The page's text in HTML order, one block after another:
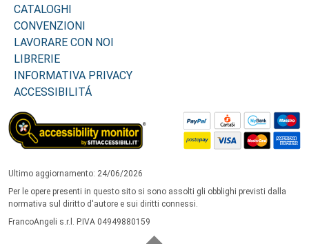
CATALOGHI
CONVENZIONI
LAVORARE CON NOI
LIBRERIE
INFORMATIVA PRIVACY
ACCESSIBILITÁ
Ultimo aggiornamento: 24/06/2026
Per le opere presenti in questo sito si sono assolti gli obblighi previsti dalla
normativa sul diritto d'autore e sui diritti connessi.
FrancoAngeli s.r.l. P.IVA 04949880159